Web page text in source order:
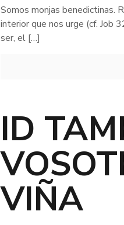
Somos monjas benedictinas.
interior que nos urge (cf. Job
ser, el […]
ID
VIÑA